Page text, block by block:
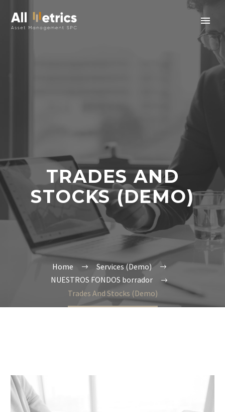
TRADES AND
STOCKS (DEMO)
Home
Services (Demo)
NUESTROS FONDOS borrador
Trades And Stocks (Demo)